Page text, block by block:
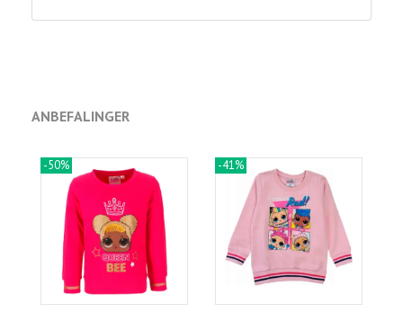
ANBEFALINGER
-50% -41%